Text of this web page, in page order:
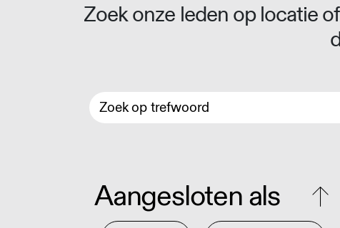
Zoek onze leden op locatie
Aangesloten als